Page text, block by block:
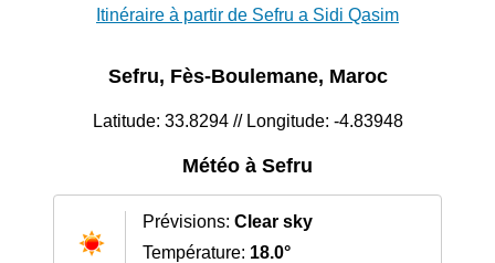
Itinéraire à partir de Sefru a Sidi Qasim
Sefru, Fès-Boulemane, Maroc
Latitude: 33.8294 // Longitude: -4.83948
Météo à Sefru
Prévisions: Clear sky
Température: 18.0°